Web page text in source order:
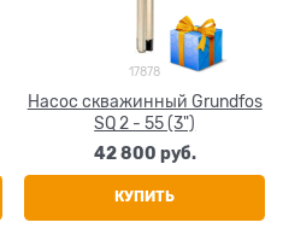
17878
Насос скважинный Grundfos
SQ 2 - 55 (3")
42 800 руб.
КУПИТЬ